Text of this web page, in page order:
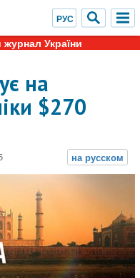
України
на
$270